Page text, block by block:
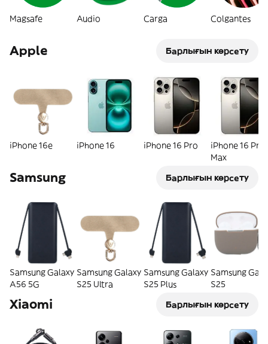
Magsafe Audio Carga Colgantes
Apple Барлығын көрсету
iPhone 16e iPhone 16 iPhone 16 Pro
iPhone 16 Pro
Max
Samsung Барлығын көрсету
Samsung Galaxy
A56 5G
Samsung Galaxy
S25 Ultra
Samsung Galaxy
S25 Plus
Samsung
S25
Xiaomi Барлығын көрсету